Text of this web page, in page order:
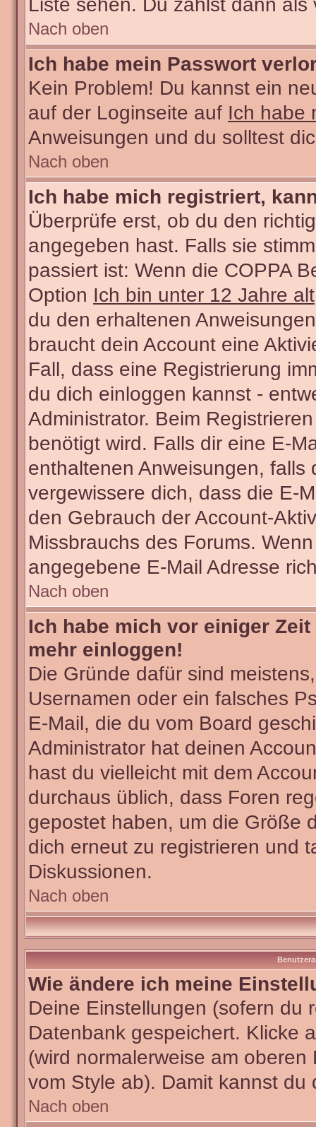
Nach oben
Ich habe mein Passwort
Kein Problem! Du kannst ein
auf der Loginseite auf Ich habe
Anweisungen und du solltest
Nach oben
Ich habe mich registriert,
Überprüfe erst, ob du den
angegeben hast. Falls sie
passiert ist: Wenn die COPPA
Option Ich bin unter 12 Jahre alt
du den erhaltenen
braucht dein Account eine
Fall, dass eine Registrierung
du dich einloggen kannst -
Administrator. Beim
benötigt wird. Falls dir eine E-
enthaltenen Anweisungen,
vergewissere dich, dass die E-
den Gebrauch der Account-
Missbrauchs des Forums.
angegebene E-Mail Adresse
Nach oben
Ich habe mich vor einiger
mehr einloggen!
Die Gründe dafür sind
Usernamen oder ein falsches
E-Mail, die du vom Board
Administrator hat deinen
hast du vielleicht mit dem
durchaus üblich, dass Foren
gepostet haben, um die Größe
dich erneut zu registrieren und
Diskussionen.
Nach oben
Wie ändere ich meine
Deine Einstellungen (sofern du
Datenbank gespeichert. Klicke
(wird normalerweise am
vom Style ab). Damit kannst
Nach oben